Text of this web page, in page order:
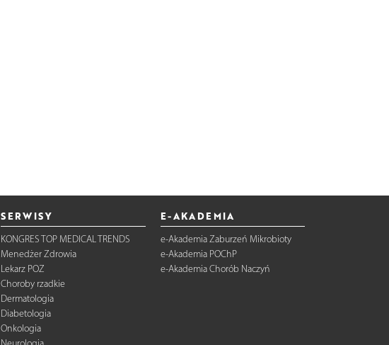
SERWISY
KONGRES TOP MEDICAL TRENDS
Menedżer Zdrowia
Lekarz POZ
Choroby rzadkie
Dermatologia
Diabetologia
Onkologia
E-AKADEMIA
e-Akademia Zaburzeń Mikrobioty
e-Akademia POChP
e-Akademia Chorób Naczyń